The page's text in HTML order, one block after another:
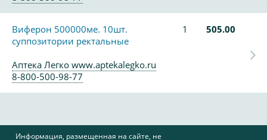
Виферон 500000ме. 10шт.
суппозитории ректальные
1 505.00
Аптека Легко www.aptekalegko.ru
8-800-500-98-77
Информация, размещенная на сайте, не